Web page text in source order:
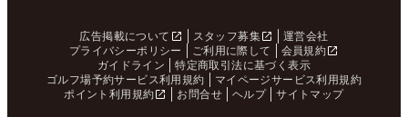
広告掲載について スタッフ募集
運営会社
プライバシーポリシー
ご利用に際して
会員規約
ガイドライン
特定商取引法に基づく表示
ゴルフ場予約サービス利用規約
マイページサービス利用規約
ポイント利用規約
お問合せ ヘルプ サイトマップ